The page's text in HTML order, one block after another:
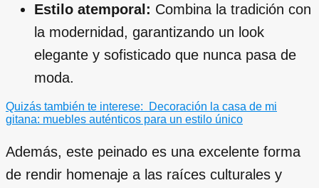
Estilo atemporal: Combina la tradición con
la modernidad, garantizando un look
elegante y sofisticado que nunca pasa de
moda.
Quizás también te interese:
Decoración la casa de mi
gitana: muebles auténticos para un estilo único
Además, este peinado es una excelente forma
de rendir homenaje a las raíces culturales y